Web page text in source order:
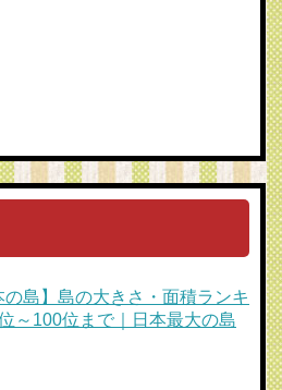
の島】島の大きさ・面積ランキ
～100位まで｜日本最大の島